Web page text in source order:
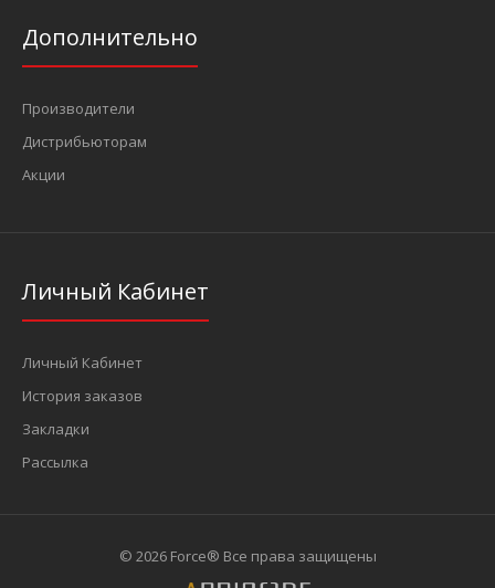
Дополнительно
Производители
Дистрибьюторам
Акции
Личный Кабинет
Личный Кабинет
История заказов
Закладки
Рассылка
© 2026 Force® Все права защищены